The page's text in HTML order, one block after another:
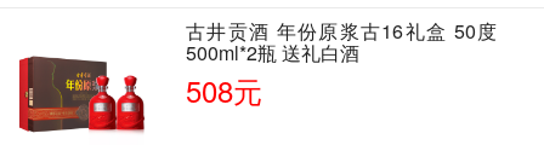
古井贡酒 年份原浆古16礼盒 50度
500ml*2瓶 送礼白酒
508元